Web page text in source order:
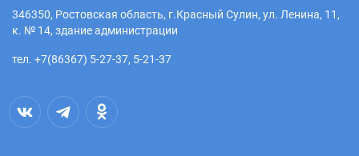
346350, Ростовская область, г.Красный Сулин, ул. Ленина, 11,
к. № 14, здание администрации
тел. +7(86367) 5-27-37, 5-21-37